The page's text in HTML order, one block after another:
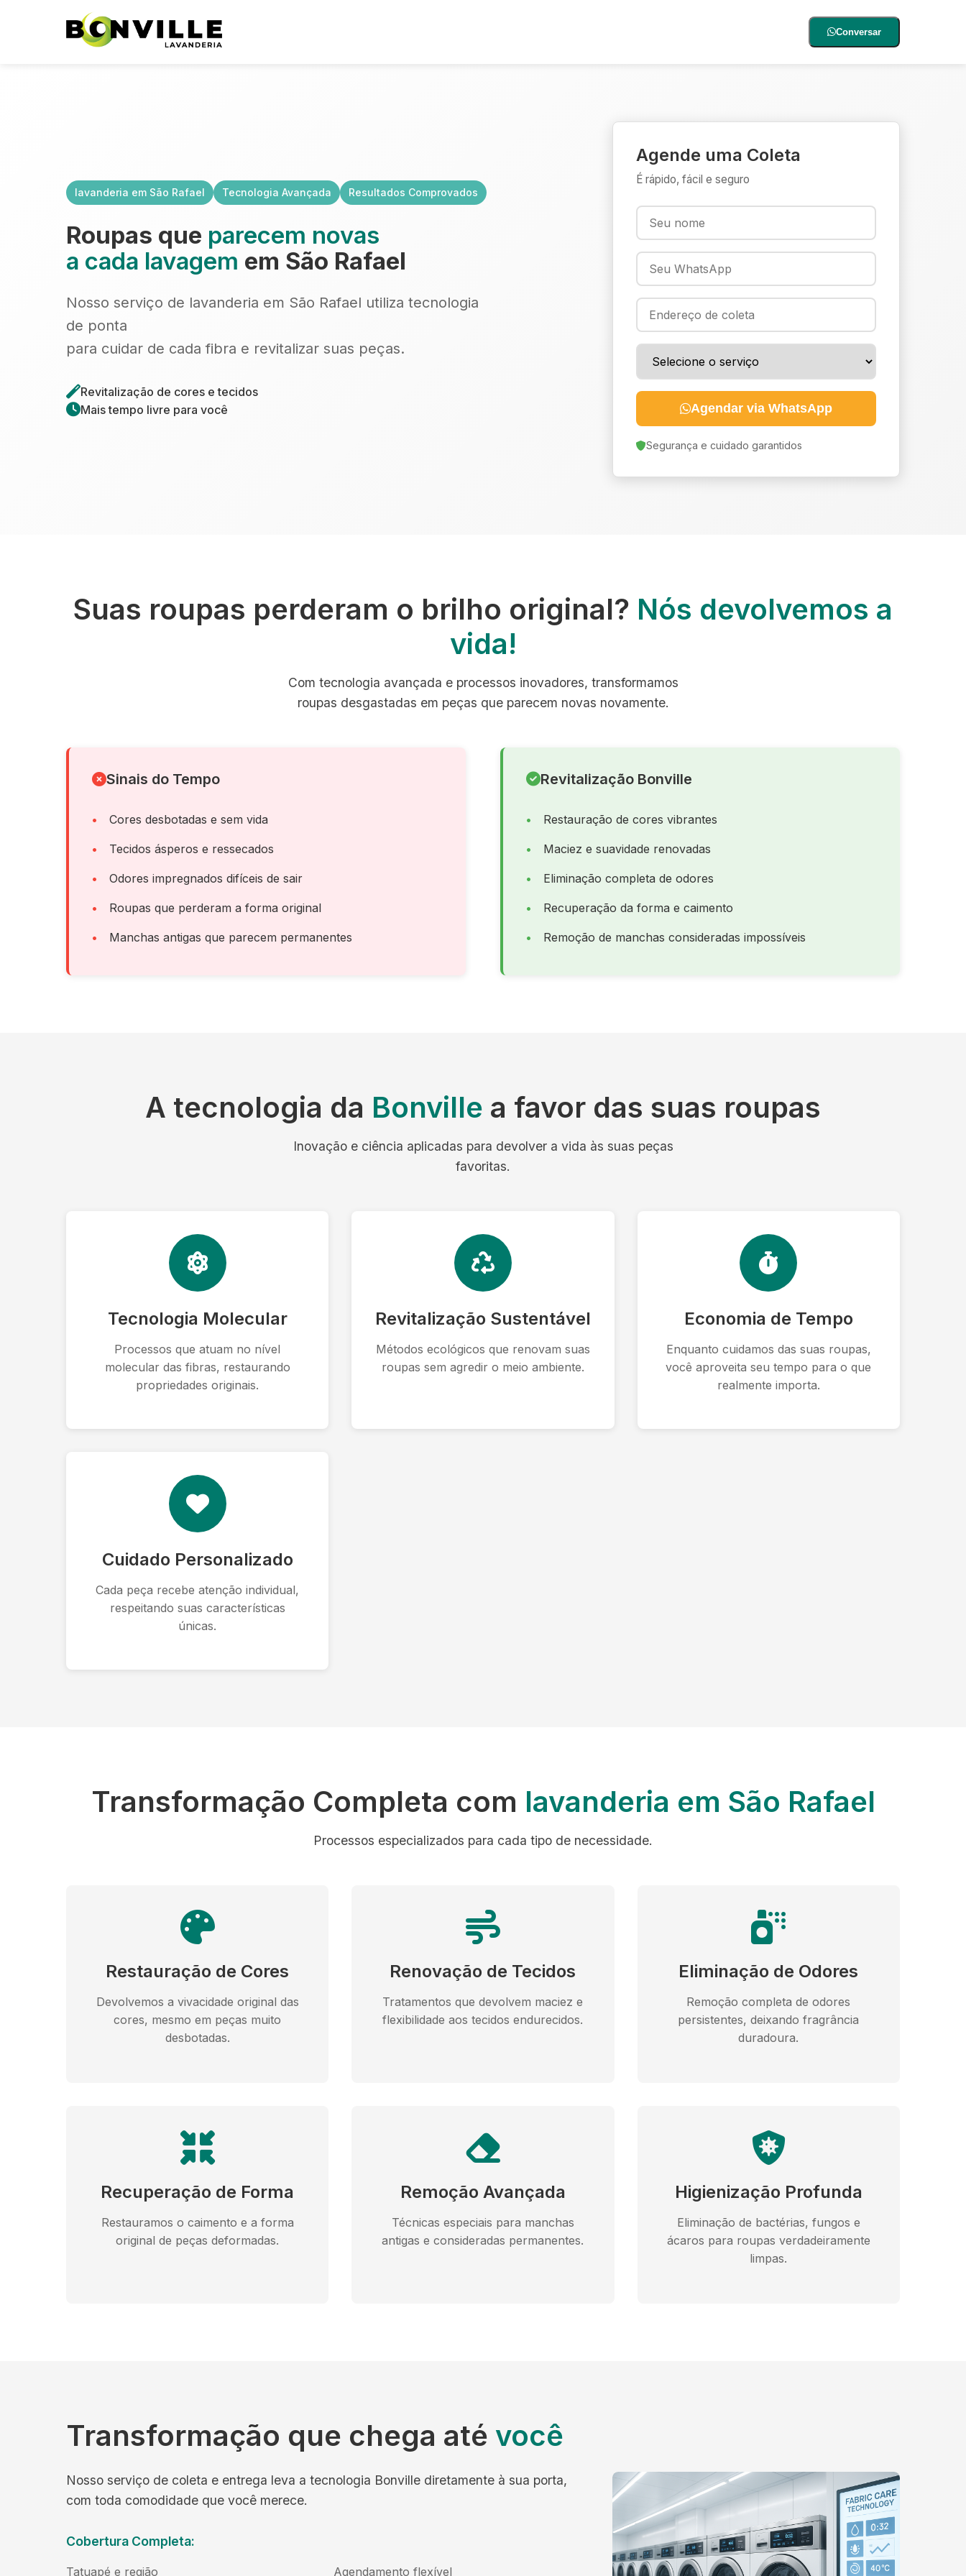
Conversar
lavanderia em São Rafael Tecnologia Avançada Resultados Comprovados
Roupas que parecem novas
a cada lavagem em São Rafael
Nosso serviço de lavanderia em São Rafael utiliza tecnologia
de ponta
para cuidar de cada fibra e revitalizar suas peças.
Revitalização de cores e tecidos
Mais tempo livre para você
Agende uma Coleta
É rápido, fácil e seguro
Agendar via WhatsApp
Segurança e cuidado garantidos
Suas roupas perderam o brilho original? Nós devolvemos a
vida!
Com tecnologia avançada e processos inovadores, transformamos
roupas desgastadas em peças que parecem novas novamente.
Sinais do Tempo
Cores desbotadas e sem vida
Tecidos ásperos e ressecados
Odores impregnados difíceis de sair
Roupas que perderam a forma original
Manchas antigas que parecem permanentes
Revitalização Bonville
Restauração de cores vibrantes
Maciez e suavidade renovadas
Eliminação completa de odores
Recuperação da forma e caimento
Remoção de manchas consideradas impossíveis
A tecnologia da Bonville a favor das suas roupas
Inovação e ciência aplicadas para devolver a vida às suas peças
favoritas.
Tecnologia Molecular
Processos que atuam no nível
molecular das fibras, restaurando
propriedades originais.
Revitalização Sustentável
Métodos ecológicos que renovam suas
roupas sem agredir o meio ambiente.
Economia de Tempo
Enquanto cuidamos das suas roupas,
você aproveita seu tempo para o que
realmente importa.
Cuidado Personalizado
Cada peça recebe atenção individual,
respeitando suas características
únicas.
Transformação Completa com lavanderia em São Rafael
Processos especializados para cada tipo de necessidade.
Restauração de Cores
Devolvemos a vivacidade original das
cores, mesmo em peças muito
desbotadas.
Renovação de Tecidos
Tratamentos que devolvem maciez e
flexibilidade aos tecidos endurecidos.
Eliminação de Odores
Remoção completa de odores
persistentes, deixando fragrância
duradoura.
Recuperação de Forma
Restauramos o caimento e a forma
original de peças deformadas.
Remoção Avançada
Técnicas especiais para manchas
antigas e consideradas permanentes.
Higienização Profunda
Eliminação de bactérias, fungos e
ácaros para roupas verdadeiramente
limpas.
Transformação que chega até você
Nosso serviço de coleta e entrega leva a tecnologia Bonville diretamente à sua porta,
com toda comodidade que você merece.
Cobertura Completa:
Tatuapé e região Agendamento flexível